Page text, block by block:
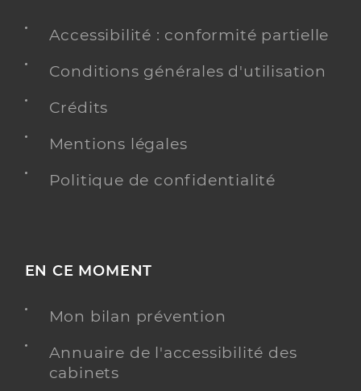
Accessibilité : conformité partielle
Conditions générales d'utilisation
Crédits
Mentions légales
Politique de confidentialité
EN CE MOMENT
Mon bilan prévention
Annuaire de l'accessibilité des
cabinets